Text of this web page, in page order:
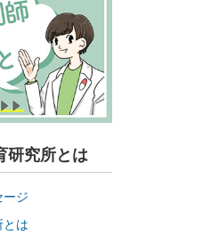
研究所とは
ージ
とは